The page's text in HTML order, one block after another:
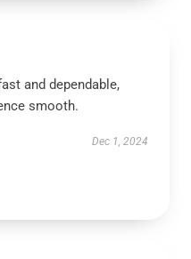
and dependable,
smooth.
Dec 1, 2024